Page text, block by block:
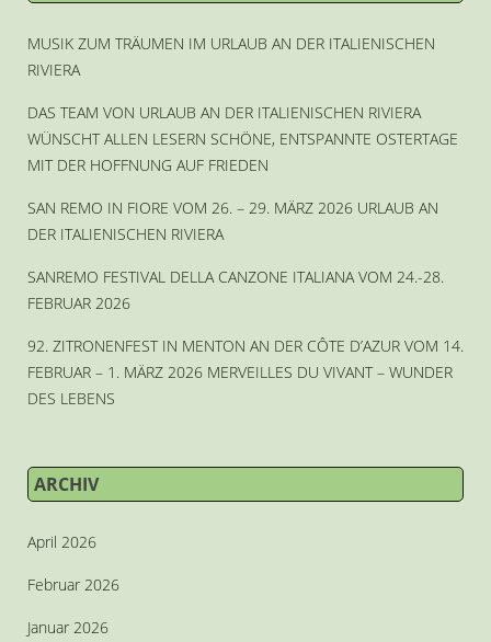
MUSIK ZUM TRÄUMEN IM URLAUB AN DER ITALIENISCHEN
RIVIERA
DAS TEAM VON URLAUB AN DER ITALIENISCHEN RIVIERA
WÜNSCHT ALLEN LESERN SCHÖNE, ENTSPANNTE OSTERTAGE
MIT DER HOFFNUNG AUF FRIEDEN
SAN REMO IN FIORE VOM 26. – 29. MÄRZ 2026 URLAUB AN
DER ITALIENISCHEN RIVIERA
SANREMO FESTIVAL DELLA CANZONE ITALIANA VOM 24.-28.
FEBRUAR 2026
92. ZITRONENFEST IN MENTON AN DER CÔTE D’AZUR VOM 14.
FEBRUAR – 1. MÄRZ 2026 MERVEILLES DU VIVANT – WUNDER
DES LEBENS
ARCHIV
April 2026
Februar 2026
Januar 2026